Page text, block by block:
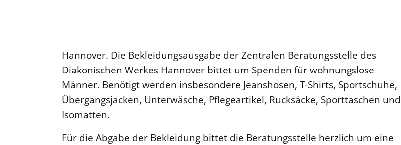
Hannover. Die Bekleidungsausgabe der Zentralen Beratungsstelle des
Diakonischen Werkes Hannover bittet um Spenden für wohnungslose
Männer. Benötigt werden insbesondere Jeanshosen, T-Shirts, Sportschuhe,
Übergangsjacken, Unterwäsche, Pflegeartikel, Rucksäcke, Sporttaschen und
Isomatten.
Für die Abgabe der Bekleidung bittet die Beratungsstelle herzlich um eine